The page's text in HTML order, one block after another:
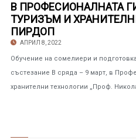
В ПРОФЕСИОНАЛНАТА
ТУРИЗЪМ И
ПИРДОП
АПРИЛ 8, 2022
Обучение на сомелиери и
състезание В сряда – 9 март, в
хранителни технологии „Проф.